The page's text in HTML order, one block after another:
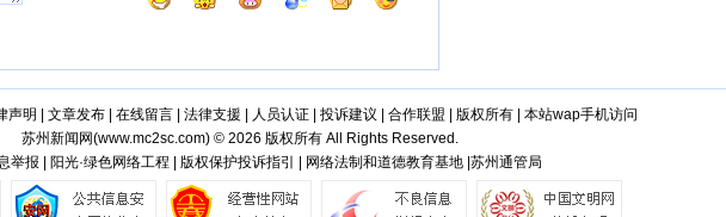
声明 文章发布| 在线留言| 法律支援 人员认证| 投诉建议 合作联盟 版权所有| 本站wap手机访问
苏州新闻网(www.mc2sc.com) © 2026 版权所有 All Rights Reserved.
举报 | 阳光·绿色网络工程 | 版权保护投诉指引 | 网络法制和道德教育基地 |苏州通管局